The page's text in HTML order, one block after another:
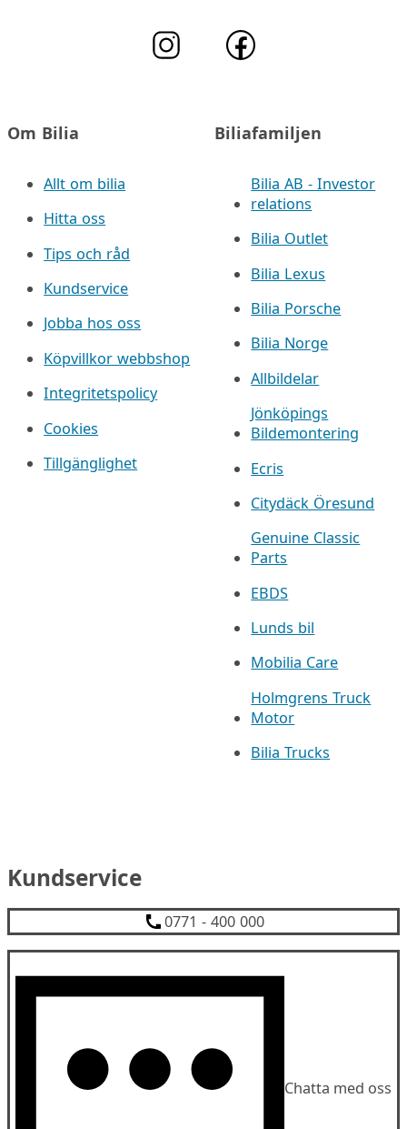
Om Bilia
Allt om bilia
Hitta oss
Tips och råd
Kundservice
Jobba hos oss
Köpvillkor webbshop
Integritetspolicy
Cookies
Tillgänglighet
Biliafamiljen
Bilia AB - Investor
relations
Bilia Outlet
Bilia Lexus
Bilia Porsche
Bilia Norge
Allbildelar
Jönköpings
Bildemontering
Ecris
Citydäck Öresund
Genuine Classic
Parts
EBDS
Lunds bil
Mobilia Care
Holmgrens Truck
Motor
Bilia Trucks
Kundservice
0771 - 400 000
Chatta med oss